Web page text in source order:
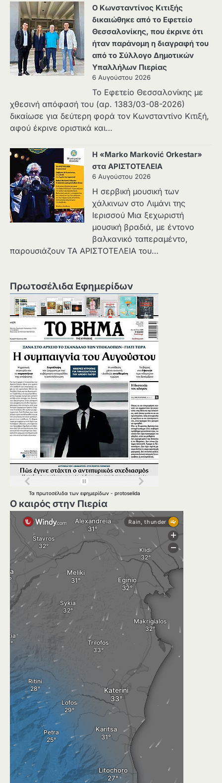
Ο Κωνσταντίνος Κιτιξής
δικαιώθηκε από το Εφετείο
Θεσσαλονίκης, που έκρινε ότι
ήταν παράνομη η διαγραφή του
από το Σύλλογο Δημοτικών
Υπαλλήλων Πιερίας
6 Αυγούστου 2026
Το Εφετείο Θεσσαλονίκης με
χθεσινή απόφασή του (αρ. 1383/03-08-2026)
δικαίωσε για δεύτερη φορά τον Κωνσταντίνο Κιτιξή,
αφού έκρινε οριστικά και…
Η «Marko Marković Orkestar»
στα ΑΡΙΣΤΟΤΕΛΕΙΑ
6 Αυγούστου 2026
Η σερβική μουσική των
χάλκινων στο Λιμάνι της
Ιερισσού Μια ξεχωριστή
μουσική βραδιά, με έντονο
βαλκανικό ταπεραμέντο,
παρουσιάζουν ΤΑ ΑΡΙΣΤΟΤΕΛΕΙΑ του…
Πρωτοσέλιδα Εφημερίδων
Τα πρωτοσέλιδα των εφημερίδων - protoselida
Ο καιρός στην Πιερία